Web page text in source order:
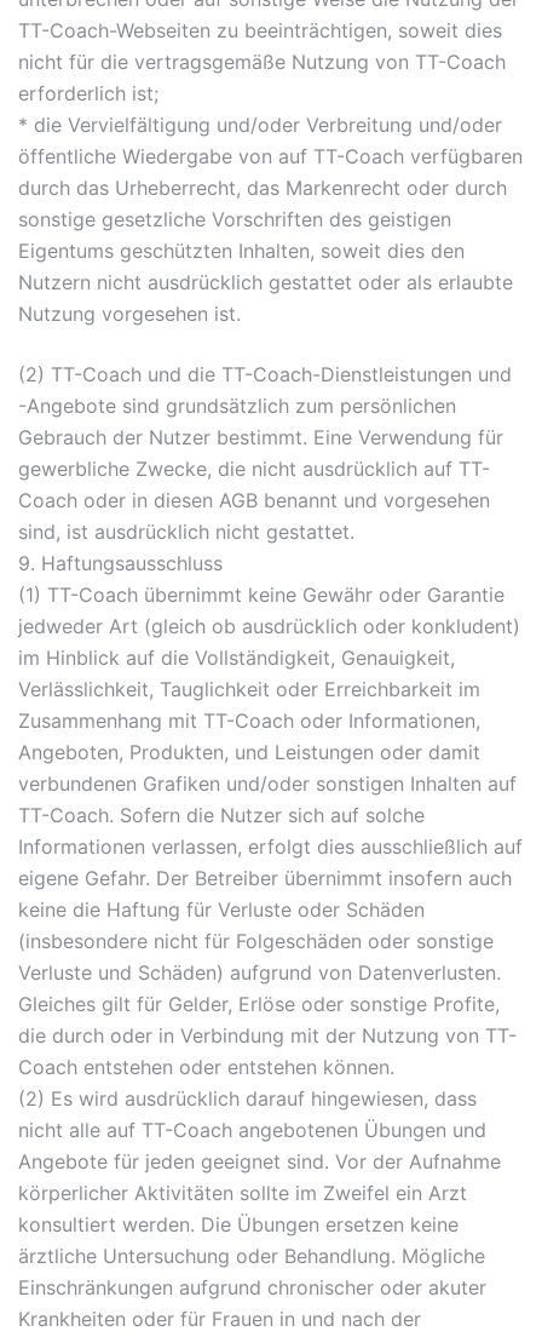
TT-Coach-Webseiten zu beeinträchtigen, soweit dies
nicht für die vertragsgemäße Nutzung von TT-Coach
erforderlich ist;
* die Vervielfältigung und/oder Verbreitung und/oder
öffentliche Wiedergabe von auf TT-Coach verfügbaren
durch das Urheberrecht, das Markenrecht oder durch
sonstige gesetzliche Vorschriften des geistigen
Eigentums geschützten Inhalten, soweit dies den
Nutzern nicht ausdrücklich gestattet oder als erlaubte
Nutzung vorgesehen ist.
(2) TT-Coach und die TT-Coach-Dienstleistungen und
-Angebote sind grundsätzlich zum persönlichen
Gebrauch der Nutzer bestimmt. Eine Verwendung für
gewerbliche Zwecke, die nicht ausdrücklich auf TT-
Coach oder in diesen AGB benannt und vorgesehen
sind, ist ausdrücklich nicht gestattet.
9. Haftungsausschluss
(1) TT-Coach übernimmt keine Gewähr oder Garantie
jedweder Art (gleich ob ausdrücklich oder konkludent)
im Hinblick auf die Vollständigkeit, Genauigkeit,
Verlässlichkeit, Tauglichkeit oder Erreichbarkeit im
Zusammenhang mit TT-Coach oder Informationen,
Angeboten, Produkten, und Leistungen oder damit
verbundenen Grafiken und/oder sonstigen Inhalten auf
TT-Coach. Sofern die Nutzer sich auf solche
Informationen verlassen, erfolgt dies ausschließlich auf
eigene Gefahr. Der Betreiber übernimmt insofern auch
keine die Haftung für Verluste oder Schäden
(insbesondere nicht für Folgeschäden oder sonstige
Verluste und Schäden) aufgrund von Datenverlusten.
Gleiches gilt für Gelder, Erlöse oder sonstige Profite,
die durch oder in Verbindung mit der Nutzung von TT-
Coach entstehen oder entstehen können.
(2) Es wird ausdrücklich darauf hingewiesen, dass
nicht alle auf TT-Coach angebotenen Übungen und
Angebote für jeden geeignet sind. Vor der Aufnahme
körperlicher Aktivitäten sollte im Zweifel ein Arzt
konsultiert werden. Die Übungen ersetzen keine
ärztliche Untersuchung oder Behandlung. Mögliche
Einschränkungen aufgrund chronischer oder akuter
Krankheiten oder für Frauen in und nach der